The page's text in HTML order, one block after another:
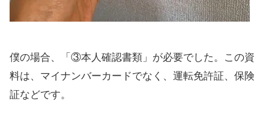
僕の場合、「③本人確認書類」が必要でした。この資
料は、マイナンバーカードでなく、運転免許証、保険
証などです。